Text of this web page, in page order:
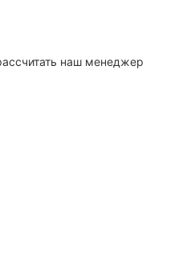
наш менеджер